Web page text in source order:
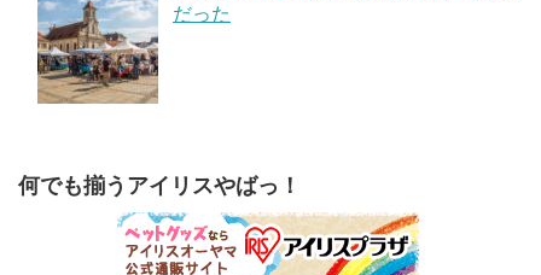
だった
何でも揃うアイリスやばっ！